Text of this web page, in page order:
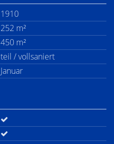
1910
252 m²
450 m²
teil / vollsaniert
Januar